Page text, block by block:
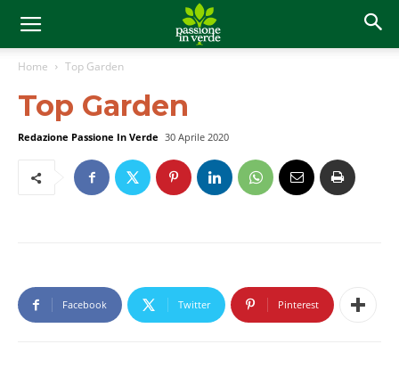
Home Top Garden
Top Garden
Redazione Passione In Verde 30 Aprile 2020
Facebook Twitter Pinterest